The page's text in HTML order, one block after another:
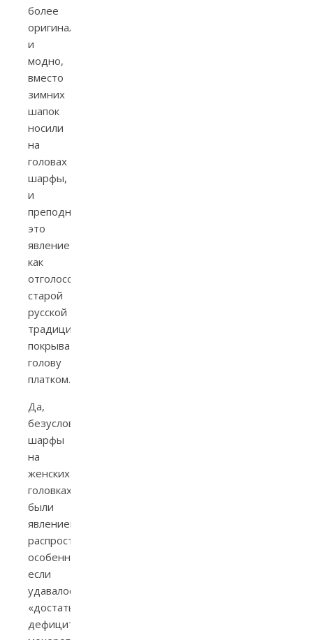
более
оригинально
и
модно,
вместо
зимних
шапок
носили
на
головах
шарфы,
и
преподносится
это
явление
как
отголосок
старой
русской
традиции
покрывать
голову
платком.
Да,
безусловно,
шарфы
на
женских
головках
были
явлением
распространенным,
особенно
если
удавалось
«достать»
дефицитный